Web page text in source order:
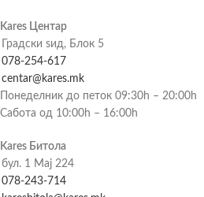
Kares Центар
Градски ѕид, Блок 5
078-254-617
centar@kares.mk
Понеделник до петок 09:30h – 20:00h
Сабота од 10:00h – 16:00h
Kares Битола
бул. 1 Мај 224
078-243-714